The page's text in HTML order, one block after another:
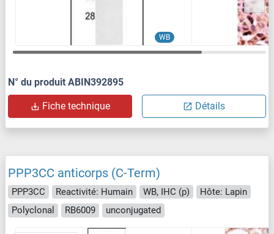
WB
N° du produit ABIN392895
Fiche technique Détails
PPP3CC anticorps (C-Term)
PPP3CC Reactivité: Humain WB, IHC (p)
Hôte: Lapin
Polyclonal
RB6009 unconjugated